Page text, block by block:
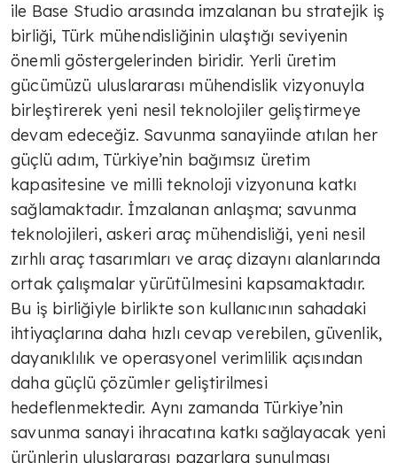
ile Base Studio arasında imzalanan bu stratejik iş
birliği, Türk mühendisliğinin ulaştığı seviyenin
önemli göstergelerinden biridir. Yerli üretim
gücümüzü uluslararası mühendislik vizyonuyla
birleştirerek yeni nesil teknolojiler geliştirmeye
devam edeceğiz. Savunma sanayiinde atılan her
güçlü adım, Türkiye’nin bağımsız üretim
kapasitesine ve milli teknoloji vizyonuna katkı
sağlamaktadır. İmzalanan anlaşma; savunma
teknolojileri, askeri araç mühendisliği, yeni nesil
zırhlı araç tasarımları ve araç dizaynı alanlarında
ortak çalışmalar yürütülmesini kapsamaktadır.
Bu iş birliğiyle birlikte son kullanıcının sahadaki
ihtiyaçlarına daha hızlı cevap verebilen, güvenlik,
dayanıklılık ve operasyonel verimlilik açısından
daha güçlü çözümler geliştirilmesi
hedeflenmektedir. Aynı zamanda Türkiye’nin
savunma sanayi ihracatına katkı sağlayacak yeni
ürünlerin uluslararası pazarlara sunulması